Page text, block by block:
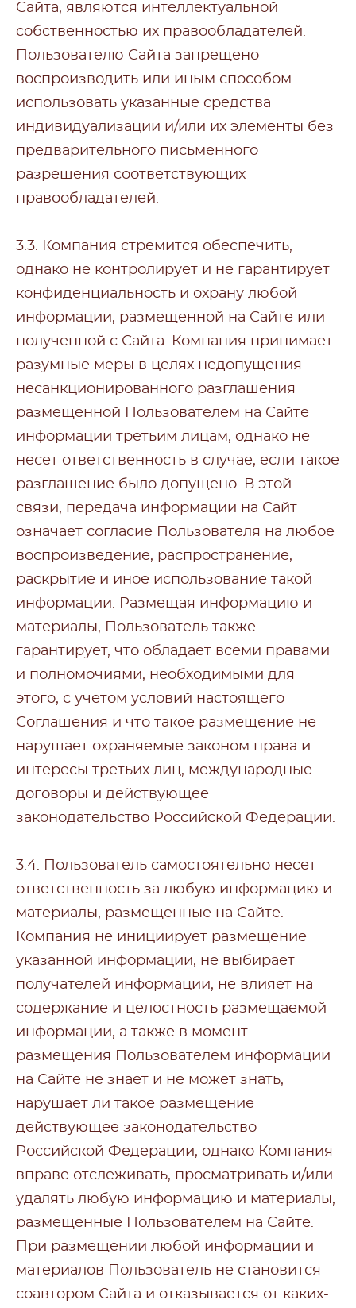
Сайта, являются интеллектуальной
собственностью их правообладателей.
Пользователю Сайта запрещено
воспроизводить или иным способом
использовать указанные средства
индивидуализации и/или их элементы без
предварительного письменного
разрешения соответствующих
правообладателей.
3.3. Компания стремится обеспечить,
однако не контролирует и не гарантирует
конфиденциальность и охрану любой
информации, размещенной на Сайте или
полученной с Сайта. Компания принимает
разумные меры в целях недопущения
несанкционированного разглашения
размещенной Пользователем на Сайте
информации третьим лицам, однако не
несет ответственность в случае, если такое
разглашение было допущено. В этой
связи, передача информации на Сайт
означает согласие Пользователя на любое
воспроизведение, распространение,
раскрытие и иное использование такой
информации. Размещая информацию и
материалы, Пользователь также
гарантирует, что обладает всеми правами
и полномочиями, необходимыми для
этого, с учетом условий настоящего
Соглашения и что такое размещение не
нарушает охраняемые законом права и
интересы третьих лиц, международные
договоры и действующее
законодательство Российской Федерации.
3.4. Пользователь самостоятельно несет
ответственность за любую информацию и
материалы, размещенные на Сайте.
Компания не инициирует размещение
указанной информации, не выбирает
получателей информации, не влияет на
содержание и целостность размещаемой
информации, а также в момент
размещения Пользователем информации
на Сайте не знает и не может знать,
нарушает ли такое размещение
действующее законодательство
Российской Федерации, однако Компания
вправе отслеживать, просматривать и/или
удалять любую информацию и материалы,
размещенные Пользователем на Сайте.
При размещении любой информации и
материалов Пользователь не становится
соавтором Сайта и отказывается от каких-